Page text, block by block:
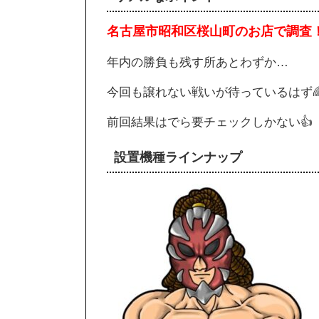
名古屋市昭和区桜山町のお店で調査
年内の勝負も残す所あとわずか…
今回も譲れない戦いが待っているはず
前回結果はでら要チェックしかない👍
設置機種ラインナップ